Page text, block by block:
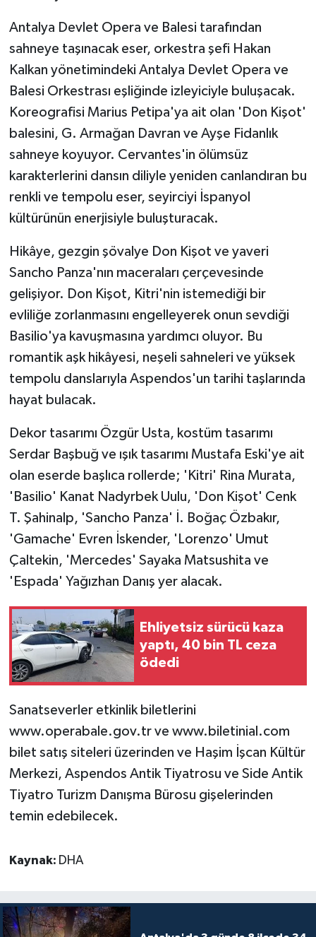
Antalya Devlet Opera ve Balesi tarafından
sahneye taşınacak eser, orkestra şefi Hakan
Kalkan yönetimindeki Antalya Devlet Opera ve
Balesi Orkestrası eşliğinde izleyiciyle buluşacak.
Koreografisi Marius Petipa'ya ait olan 'Don Kişot'
balesini, G. Armağan Davran ve Ayşe Fidanlık
sahneye koyuyor. Cervantes'in ölümsüz
karakterlerini dansın diliyle yeniden canlandıran bu
renkli ve tempolu eser, seyirciyi İspanyol
kültürünün enerjisiyle buluşturacak.
Hikâye, gezgin şövalye Don Kişot ve yaveri
Sancho Panza'nın maceraları çerçevesinde
gelişiyor. Don Kişot, Kitri'nin istemediği bir
evliliğe zorlanmasını engelleyerek onun sevdiği
Basilio'ya kavuşmasına yardımcı oluyor. Bu
romantik aşk hikâyesi, neşeli sahneleri ve yüksek
tempolu danslarıyla Aspendos'un tarihi taşlarında
hayat bulacak.
Dekor tasarımı Özgür Usta, kostüm tasarımı
Serdar Başbuğ ve ışık tasarımı Mustafa Eski'ye ait
olan eserde başlıca rollerde; 'Kitri' Rina Murata,
'Basilio' Kanat Nadyrbek Uulu, 'Don Kişot' Cenk
T. Şahinalp, 'Sancho Panza' İ. Boğaç Özbakır,
'Gamache' Evren İskender, 'Lorenzo' Umut
Çaltekin, 'Mercedes' Sayaka Matsushita ve
'Espada' Yağızhan Danış yer alacak.
Ehliyetsiz sürücü kaza
yaptı, 40 bin TL ceza
ödedi
Sanatseverler etkinlik biletlerini
www.operabale.gov.tr ve www.biletinial.com
bilet satış siteleri üzerinden ve Haşim İşcan Kültür
Merkezi, Aspendos Antik Tiyatrosu ve Side Antik
Tiyatro Turizm Danışma Bürosu gişelerinden
temin edebilecek.
Kaynak: DHA
Teknoloji
Televizyon
Turizm
Yaşam